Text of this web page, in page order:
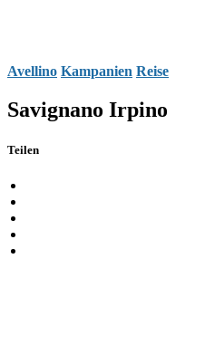
Avellino Kampanien Reise
Savignano Irpino
Teilen